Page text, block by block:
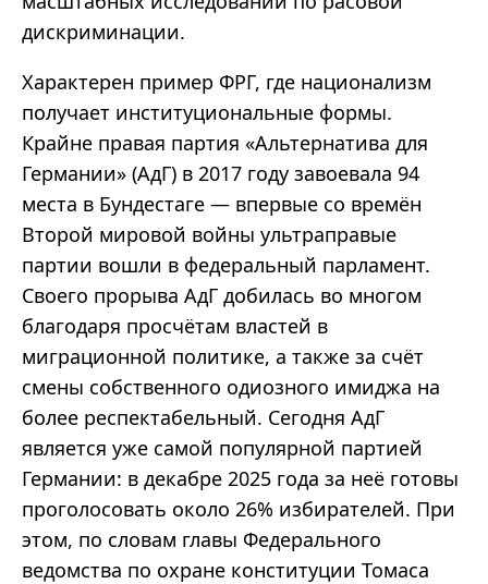
дискриминации.
Характерен пример ФРГ, где национализм
получает институциональные формы.
Крайне правая партия «Альтернатива для
Германии» (АдГ) в 2017 году завоевала 94
места в Бундестаге — впервые со времён
Второй мировой войны ультраправые
партии вошли в федеральный парламент.
Своего прорыва АдГ добилась во многом
благодаря просчётам властей в
миграционной политике, а также за счёт
смены собственного одиозного имиджа на
более респектабельный. Сегодня АдГ
является уже самой популярной партией
Германии: в декабре 2025 года за неё готовы
проголосовать около 26% избирателей. При
этом, по словам главы Федерального
ведомства по охране конституции Томаса